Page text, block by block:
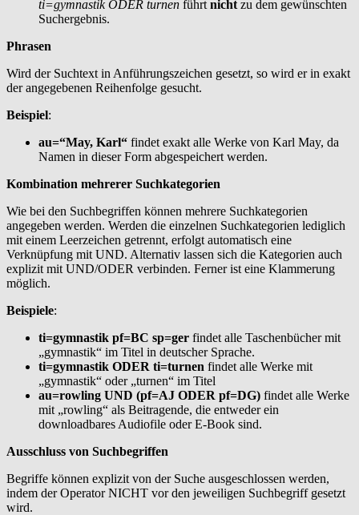
ti=gymnastik ODER turnen führt nicht zu dem gewünschten
Suchergebnis.
Phrasen
Wird der Suchtext in Anführungszeichen gesetzt, so wird er in exakt
der angegebenen Reihenfolge gesucht.
Beispiel:
au=“May, Karl“ findet exakt alle Werke von Karl May, da
Namen in dieser Form abgespeichert werden.
Kombination mehrerer Suchkategorien
Wie bei den Suchbegriffen können mehrere Suchkategorien
angegeben werden. Werden die einzelnen Suchkategorien lediglich
mit einem Leerzeichen getrennt, erfolgt automatisch eine
Verknüpfung mit UND. Alternativ lassen sich die Kategorien auch
explizit mit UND/ODER verbinden. Ferner ist eine Klammerung
möglich.
Beispiele:
ti=gymnastik pf=BC sp=ger findet alle Taschenbücher mit
„gymnastik“ im Titel in deutscher Sprache.
ti=gymnastik ODER ti=turnen findet alle Werke mit
„gymnastik“ oder „turnen“ im Titel
au=rowling UND (pf=AJ ODER pf=DG) findet alle Werke
mit „rowling“ als Beitragende, die entweder ein
downloadbares Audiofile oder E-Book sind.
Ausschluss von Suchbegriffen
Begriffe können explizit von der Suche ausgeschlossen werden,
indem der Operator NICHT vor den jeweiligen Suchbegriff gesetzt
wird.